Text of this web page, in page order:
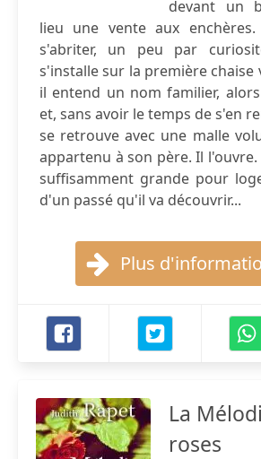
devant un
lieu une vente aux
s'abriter, un peu par
s'installe sur la première chaise
il entend un nom familier,
et, sans avoir le temps de s'en
se retrouve avec une malle
appartenu à son père. Il l'ouvre.
suffisamment grande pour
d'un passé qu'il va découvrir...
Plus
La
roses